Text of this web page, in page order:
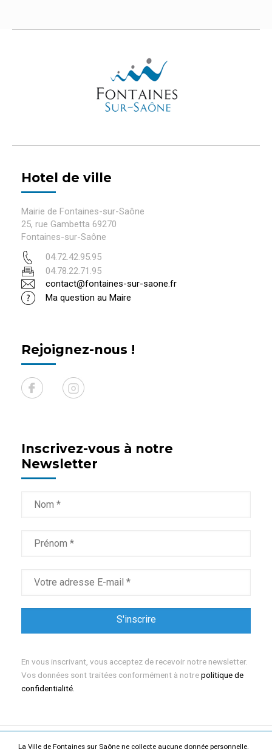
La Ville de Fontaines sur Saône ne collecte aucune donnée personnelle.
Hotel de ville
Mairie de Fontaines-sur-Saône
25, rue Gambetta 69270
Fontaines-sur-Saône
04.72.42.95.95
04.78.22.71.95
contact@fontaines-sur-saone.fr
Ma question au Maire
Rejoignez-nous !
Inscrivez-vous à notre
Newsletter
En vous inscrivant, vous acceptez de recevoir notre newsletter.
Vos données sont traitées conformément à notrepolitique de
confidentialité.